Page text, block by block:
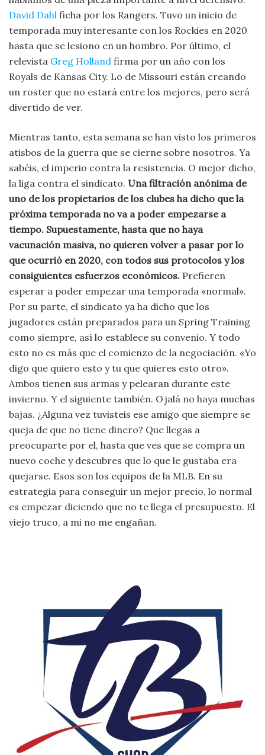
David Dahl ficha por los Rangers. Tuvo un inicio de
temporada muy interesante con los Rockies en 2020
hasta que se lesiono en un hombro. Por último, el
relevista Greg Holland firma por un año con los
Royals de Kansas City. Lo de Missouri están creando
un roster que no estará entre los mejores, pero será
divertido de ver.
Mientras tanto, esta semana se han visto los primeros
atisbos de la guerra que se cierne sobre nosotros. Ya
sabéis, el imperio contra la resistencia. O mejor dicho,
la liga contra el sindicato. Una filtración anónima de
uno de los propietarios de los clubes ha dicho que la
próxima temporada no va a poder empezarse a
tiempo. Supuestamente, hasta que no haya
vacunación masiva, no quieren volver a pasar por lo
que ocurrió en 2020, con todos sus protocolos y los
consiguientes esfuerzos económicos. Prefieren
esperar a poder empezar una temporada «normal».
Por su parte, el sindicato ya ha dicho que los
jugadores están preparados para un Spring Training
como siempre, así lo establece su convenio. Y todo
esto no es más que el comienzo de la negociación. «Yo
digo que quiero esto y tu que quieres esto otro».
Ambos tienen sus armas y pelearan durante este
invierno. Y el siguiente también. Ojalá no haya muchas
bajas. ¿Alguna vez tuvisteis ese amigo que siempre se
queja de que no tiene dinero? Que llegas a
preocuparte por el, hasta que ves que se compra un
nuevo coche y descubres que lo que le gustaba era
quejarse. Esos son los equipos de la MLB. En su
estrategia para conseguir un mejor precio, lo normal
es empezar diciendo que no te llega el presupuesto. El
viejo truco, a mi no me engañan.